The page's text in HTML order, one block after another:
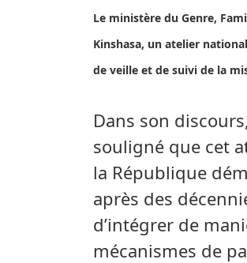
Le ministère du Genre,
Kinshasa, un atelier
de veille et de suivi de la
Dans son
souligné que cet
la République
après des
d’intégrer de
mécanismes de